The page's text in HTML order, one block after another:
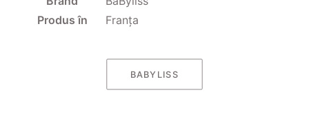
Produs în
Franța
BABYLISS